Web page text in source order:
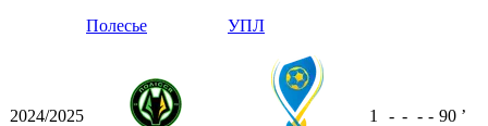
Полесье УПЛ
2024/2025 1 - - - - 90 ʼ